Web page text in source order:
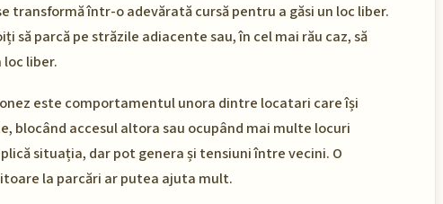
transformă într-o adevărată cursă pentru a găsi un loc liber.
să parcă pe străzile adiacente sau, în cel mai rău caz, să
liber.
este comportamentul unora dintre locatari care își
blocând accesul altora sau ocupând mai multe locuri
situația, dar pot genera și tensiuni între vecini. O
la parcări ar putea ajuta mult.